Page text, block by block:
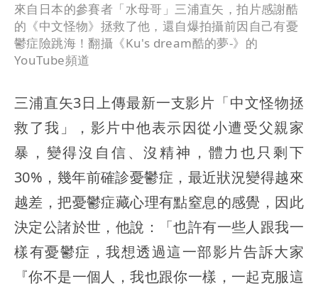
來自日本的參賽者「水母哥」三浦直矢，拍片感謝酷
的《中文怪物》拯救了他，還自爆拍攝前因自己有憂
鬱症險跳海！翻攝《Ku's dream酷的夢-》的
YouTube頻道
三浦直矢3日上傳最新一支影片「中文怪物拯
救了我」，影片中他表示因從小遭受父親家
暴，變得沒自信、沒精神，體力也只剩下
30%，幾年前確診憂鬱症，最近狀況變得越來
越差，把憂鬱症藏心理有點窒息的感覺，因此
決定公諸於世，他說：「也許有一些人跟我一
樣有憂鬱症，我想透過這一部影片告訴大家
『你不是一個人，我也跟你一樣，一起克服這